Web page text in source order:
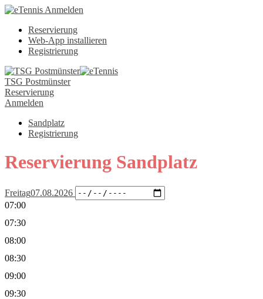
Anmelden
Reservierung
Web-App installieren
Registrierung
TSG Postmünster
Reservierung
Anmelden
Sandplatz
Registrierung
Reservierung Sandplatz
Freitag07.08.2026
07:00
07:30
08:00
08:30
09:00
09:30